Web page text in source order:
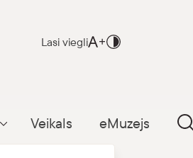
Lasi viegli
Parādīt apakšizvēlni
Veikals eMuzejs